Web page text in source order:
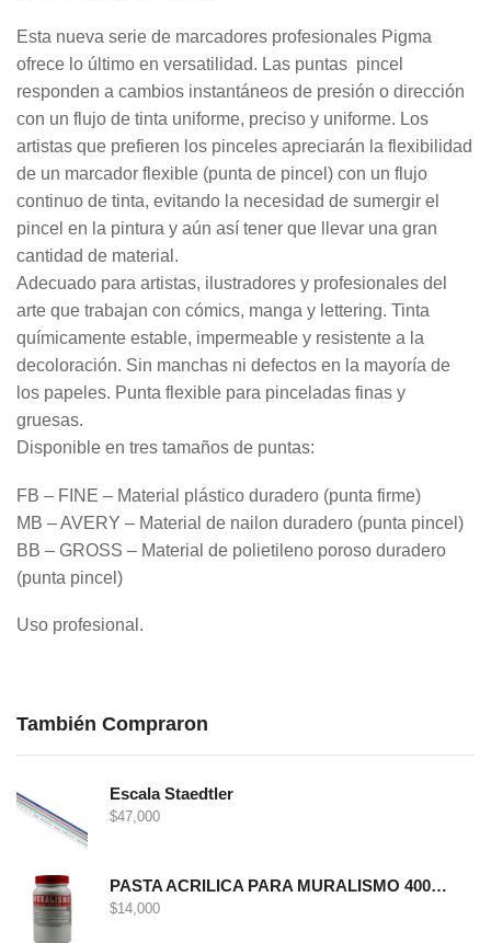
Esta nueva serie de marcadores profesionales Pigma
ofrece lo último en versatilidad. Las puntas pincel
responden a cambios instantáneos de presión o dirección
con un flujo de tinta uniforme, preciso y uniforme. Los
artistas que prefieren los pinceles apreciarán la flexibilidad
de un marcador flexible (punta de pincel) con un flujo
continuo de tinta, evitando la necesidad de sumergir el
pincel en la pintura y aún así tener que llevar una gran
cantidad de material.
Adecuado para artistas, ilustradores y profesionales del
arte que trabajan con cómics, manga y lettering. Tinta
químicamente estable, impermeable y resistente a la
decoloración. Sin manchas ni defectos en la mayoría de
los papeles. Punta flexible para pinceladas finas y
gruesas.
Disponible en tres tamaños de puntas:
FB – FINE – Material plástico duradero (punta firme)
MB – AVERY – Material de nailon duradero (punta pincel)
BB – GROSS – Material de polietileno poroso duradero
(punta pincel)
Uso profesional.
También Compraron
Escala Staedtler
$47,000
PASTA ACRILICA PARA MURALISMO 400 GRS
$14,000